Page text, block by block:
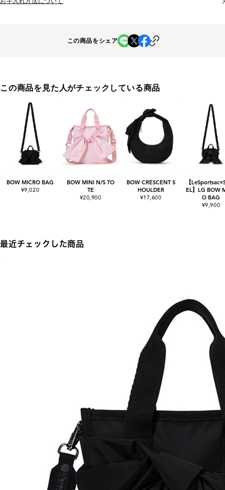
この商品をシェア
この商品を見た人がチェックしている商品
BOW MICRO BAG
¥9,020
BOW MINI N/S TO
TE
¥20,900
BOW CRESCENT S
HOULDER
¥17,600
【
EL】LG BOW
O BAG
¥9,900
最近チェックした商品